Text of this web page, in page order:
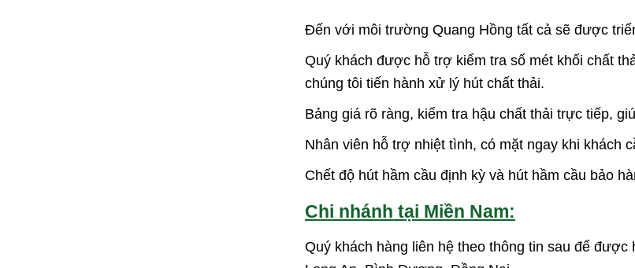
Đến với môi trường Quang Hồng tất cả sẽ được
Quý khách được hỗ trợ kiểm tra số mét khối chất
chúng tôi tiến hành xử lý hút chất thải.
Bảng giá rõ ràng, kiểm tra hậu chất thải trực tiếp,
Nhân viên hỗ trợ nhiệt tình, có mặt ngay khi khách
Chết độ hút hầm cầu định kỳ và hút hầm cầu bảo
Chi nhánh tại Miền Nam:
Quý khách hàng liên hệ theo thông tin sau để